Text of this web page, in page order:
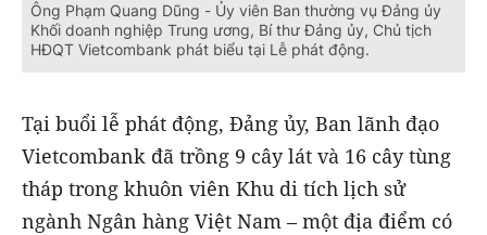
Ông Phạm Quang Dũng - Ủy viên Ban thường vụ Đảng ủy
Khối doanh nghiệp Trung ương, Bí thư Đảng ủy, Chủ tịch
HĐQT Vietcombank phát biểu tại Lễ phát động.
Tại buổi lễ phát động, Đảng ủy, Ban lãnh đạo
Vietcombank đã trồng 9 cây lát và 16 cây tùng
tháp trong khuôn viên Khu di tích lịch sử
ngành Ngân hàng Việt Nam – một địa điểm có